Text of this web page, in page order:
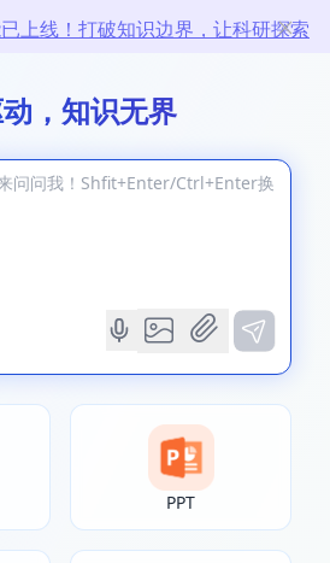
上线！打破知识边界，让科研探索
，知识无界
PPT